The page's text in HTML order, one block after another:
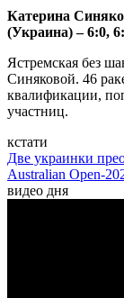
Катерина
(Украина) – 6:0,
Ястремская без
Синяковой. 46
квалификации,
участниц.
кстати
Две украинки
Australian Open-
видео дня